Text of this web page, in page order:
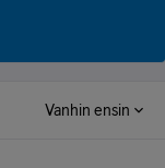
Vanhin ensin